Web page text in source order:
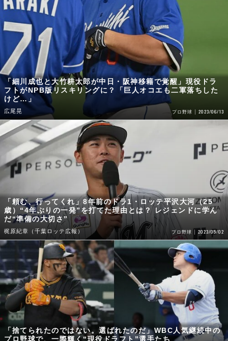
「細川成也と大竹耕太郎が中日・阪神移籍で覚醒」現役ドラ
フトがNPB版リスキリングに？「巨人オコエも二軍落ちした
けど…」
広尾晃 プロ野球 2023/06/13
「頼む、行ってくれ」8年前のドラ1・ロッテ平沢大河（25
歳）“4年ぶりの一発”を打てた理由とは？ レジェンドに学ん
だ“準備の大切さ”
梶原紀章（千葉ロッテ広報） プロ野球 2023/05/02
「捨てられたのではない。選ばれたのだ」WBC人気継続中の
プロ野球で、一際輝く“現役ドラフト”選手たち